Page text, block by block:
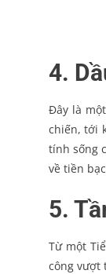
4.
Đây là
chiến, tới
tính sống
về tiền
5.
Từ một
công vượt